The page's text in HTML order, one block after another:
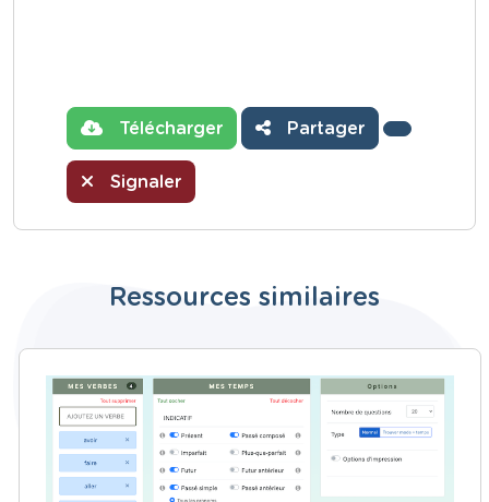
Télécharger Partager
Signaler
Ressources similaires